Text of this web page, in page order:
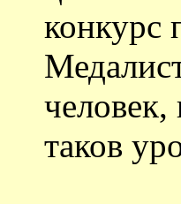
конкурс
человек,
таков